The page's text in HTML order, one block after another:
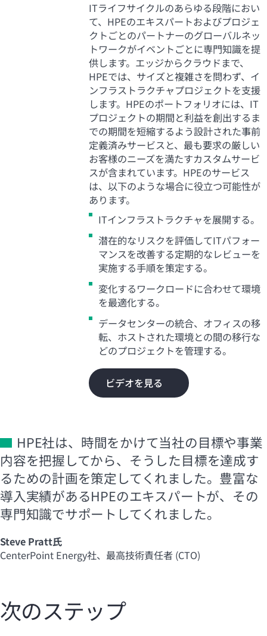
ITライフサイクルのあらゆる段階におい
て、HPEのエキスパートおよびプロジェ
クトごとのパートナーのグローバルネッ
トワークがイベントごとに専門知識を提
供します。エッジからクラウドまで、
HPEでは、サイズと複雑さを問わず、イ
ンフラストラクチャプロジェクトを支援
します。HPEのポートフォリオには、IT
プロジェクトの期間と利益を創出するま
での期間を短縮するよう設計された事前
定義済みサービスと、最も要求の厳しい
お客様のニーズを満たすカスタムサービ
スが含まれています。HPEのサービス
は、以下のような場合に役立つ可能性が
あります。
ITインフラストラクチャを展開する。
潜在的なリスクを評価してITパフォー
マンスを改善する定期的なレビューを
実施する手順を策定する。
変化するワークロードに合わせて環境
を最適化する。
データセンターの統合、オフィスの移
転、ホストされた環境との間の移行な
どのプロジェクトを管理する。
ビデオを見る
HPE社は、時間をかけて当社の目標や事業
内容を把握してから、そうした目標を達成す
るための計画を策定してくれました。豊富な
導入実績があるHPEのエキスパートが、その
専門知識でサポートしてくれました。
Steve Pratt氏
CenterPoint Energy社、最高技術責任者 (CTO)
次のステップ